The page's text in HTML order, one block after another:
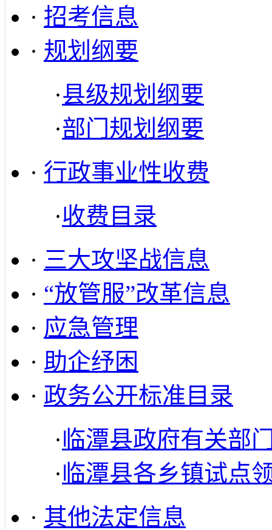
· 招考信息
· 规划纲要
·县级规划纲要
·部门规划纲要
· 行政事业性收费
·收费目录
· 三大攻坚战信息
· “放管服”改革信息
· 应急管理
· 助企纾困
· 政务公开标准目录
·临潭县政府有关部
·临潭县各乡镇试点
· 其他法定信息